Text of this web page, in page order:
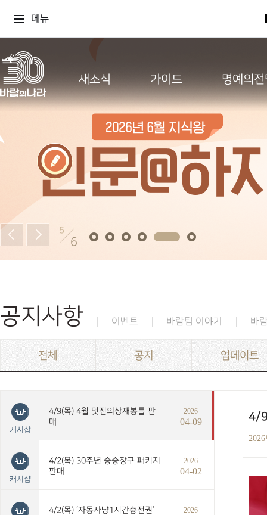
메뉴
새소식 가이드 명예의
5
6
공지사항 이벤트 바람팀 이야기 바
전체 공지 업데이트
캐시샵
4/9(목) 4월 멋진의상재봉틀 판
매
2026
04-09
캐시샵
4/2(목) 30주년 승승장구 패키지
판매
2026
04-02
4/2(목) ‘자동사냥1시간충전권’
2026
4/